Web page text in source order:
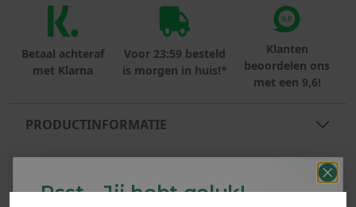
Betaal achteraf
met Klarna
Voor 23:59 besteld
is morgen in huis!*
Klanten
beoordelen ons
met een 9,6!
PRODUCTINFORMATIE
Psst... Jij hebt geluk!